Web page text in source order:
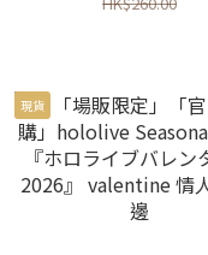
現貨